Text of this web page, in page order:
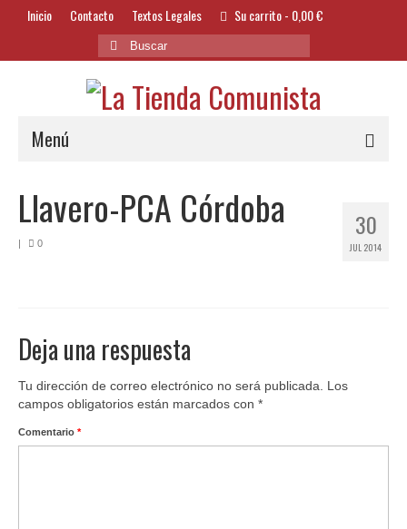
Inicio Contacto Textos Legales Su carrito- 0,00€
Buscar
por:
Menú
Bazar
Banderas
Ofertas y lotes descuento
30
JUL 2014
Llavero-PCA Córdoba
| 0
Deja una respuesta
Tu dirección de correo electrónico no será publicada.
Los
campos obligatorios están marcados con *
Comentario *